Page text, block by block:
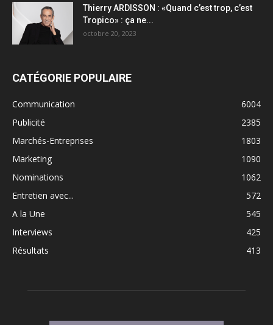
Thierry ARDISSON : «Quand c’est trop, c’est
Tropico» : ça ne...
octobre 20, 2023
CATÉGORIE POPULAIRE
Communication
6004
Publicité
2385
Marchés-Entreprises
1803
Marketing
1090
Nominations
1062
Entretien avec...
572
A la Une
545
Interviews
425
Résultats
413